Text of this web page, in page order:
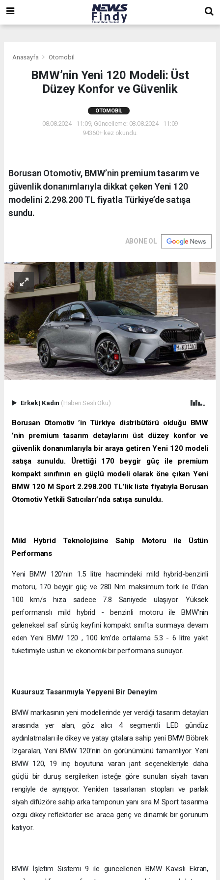
Anasayfa Otomobil
BMW’nin Yeni 120 Modeli: Üst
Düzey Konfor ve Güvenlik
OTOMOBIL
08.08.2024 - 11:09, Güncelleme: 08.08.2024 - 11:09
94360+ kez okundu.
Borusan Otomotiv, BMW’nin premium tasarım ve
güvenlik donanımlarıyla dikkat çeken Yeni 120
modelini 2.298.200 TL fiyatla Türkiye’de satışa
sundu.
ABONE OL
Erkek| Kadın (Haberi Sesli Oku)
Borusan Otomotiv ’in Türkiye distribütörü olduğu BMW
’nin premium tasarım detaylarını üst düzey konfor ve
güvenlik donanımlarıyla bir araya getiren Yeni 120 modeli
satışa sunuldu. Ürettiği 170 beygir güç ile premium
kompakt sınıfının en güçlü modeli olarak öne çıkan Yeni
BMW 120 M Sport 2.298.200 TL’lik liste fiyatıyla Borusan
Otomotiv Yetkili Satıcıları’nda satışa sunuldu.
Mild Hybrid Teknolojisine Sahip Motoru ile Üstün
Performans
Yeni BMW 120’nin 1.5 litre hacmindeki mild hybrid-benzinli
motoru, 170 beygir güç ve 280 Nm maksimum tork ile 0’dan
100 km/s hıza sadece 7.8 Saniyede ulaşıyor. Yüksek
performanslı mild hybrid - benzinli motoru ile BMW’nin
geleneksel saf sürüş keyfini kompakt sınıfta sunmaya devam
eden Yeni BMW 120 , 100 km’de ortalama 5.3 - 6 litre yakıt
tüketimiyle üstün ve ekonomik bir performans sunuyor.
Kusursuz Tasarımıyla Yepyeni Bir Deneyim
BMW markasının yeni modellerinde yer verdiği tasarım detayları
arasında yer alan, göz alıcı 4 segmentli LED gündüz
aydınlatmaları ile dikey ve yatay çıtalara sahip yeni BMW Böbrek
Izgaraları, Yeni BMW 120’nin ön görünümünü tamamlıyor. Yeni
BMW 120, 19 inç boyutuna varan jant seçenekleriyle daha
güçlü bir duruş sergilerken isteğe göre sunulan siyah tavan
rengiyle de ayrışıyor. Yeniden tasarlanan stopları ve parlak
siyah difüzöre sahip arka tamponun yanı sıra M Sport tasarıma
özgü dikey reflektörler ise araca genç ve dinamik bir görünüm
katıyor.
BMW İşletim Sistemi 9 ile güncellenen BMW Kavisli Ekran,